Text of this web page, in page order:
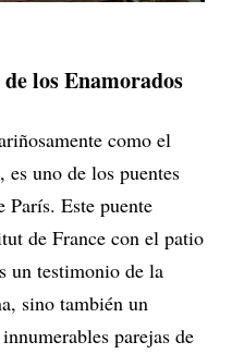
los Enamorados
como el
es uno de los puentes
París. Este puente
de France con el patio
un testimonio de la
sino también un
parejas de